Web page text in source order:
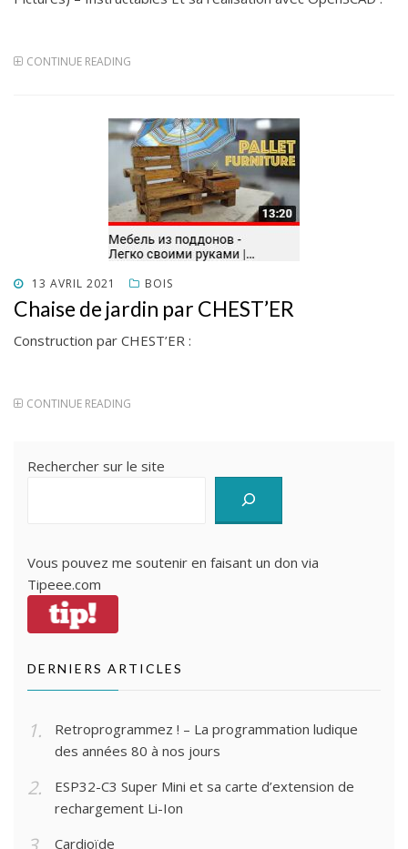
CONTINUE READING
POSTED
ON
13 AVRIL 2021 BOIS
Chaise de jardin par CHEST’ER
Construction par CHEST’ER :
CONTINUE READING
Rechercher sur le site
Vous pouvez me soutenir en faisant un don via
Tipeee.com
DERNIERS ARTICLES
Retroprogrammez ! – La programmation ludique
des années 80 à nos jours
ESP32-C3 Super Mini et sa carte d’extension de
rechargement Li-Ion
Cardioïde